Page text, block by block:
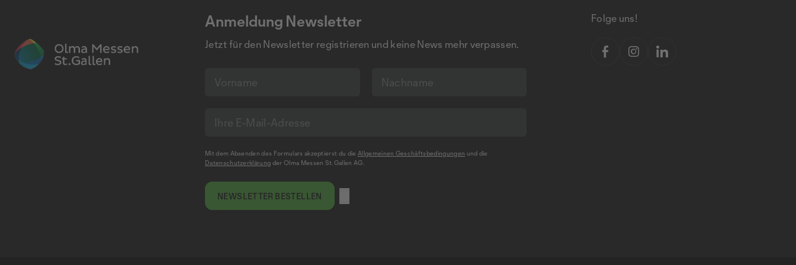
Anmeldung Newsletter
Jetzt für den Newsletter registrieren und keine News mehr verpassen.
Mit dem Absenden des Formulars akzeptierst du die Allgemeinen Geschäftsbedingungen und die
Datenschutzerklärung der Olma Messen St.Gallen AG.
NEWSLETTER BESTELLEN
Folge uns!